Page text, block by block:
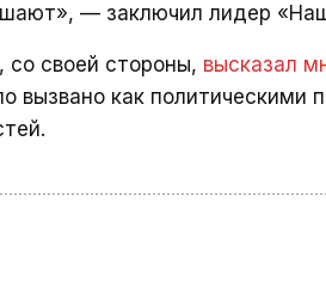
— заключил лидер
со своей стороны, высказал
вызвано как политическими